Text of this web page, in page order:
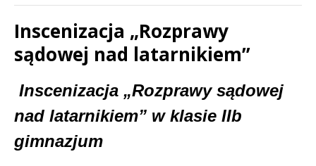
Inscenizacja „Rozprawy
sądowej nad latarnikiem”
Treść
Inscenizacja „Rozprawy sądowej
nad latarnikiem” w klasie IIb
gimnazjum